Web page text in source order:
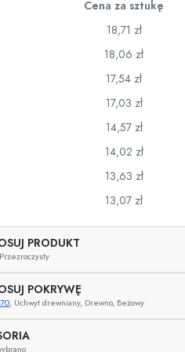
Cena za sztukę
18,71 zł
18,06 zł
17,54 zł
17,03 zł
14,57 zł
14,02 zł
13,63 zł
13,07 zł
PRODUKT
Przezroczysty
POKRYWĘ
, Uchwyt drewniany, Drewno, Beżowy